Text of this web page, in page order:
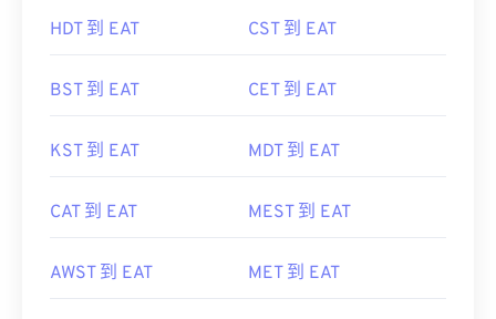
HDT 到 EAT CST 到 EAT
BST 到 EAT CET 到 EAT
KST 到 EAT MDT 到 EAT
CAT 到 EAT MEST 到 EAT
AWST 到 EAT MET 到 EAT